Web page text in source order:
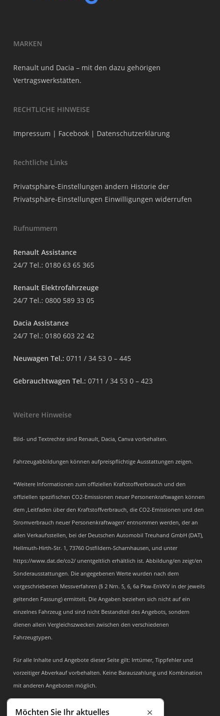
MARKEN
Renault und Dacia – mit den dazu gehörigen
Vertragswerkstätten.
RECHTLICHE HINWEISE
Impressum | Facebook| Datenschutzerklärung
Rechtliche Links
Privatsphäre-Einstellungen ändern Historie der
Privatsphäre-Einstellungen Einwilligungen widerrufen
Rufnummern
Renault Assistance
24/7 Tel.: 0180 63 65 365
Renault Elektrofahrzeuge
24/7 Tel.: 0800 589 33 05
Dacia Assistance
24/7 Tel.: 0180 603 22 42
Neuwagen Tel.: 0711 / 34 53 0 – 445
Gebrauchtwagen Tel.: 0711 / 34 53 0 – 423
Weitere Hinweise
Bild- und Textrechte sind Renault, Dacia, Canva vorbehalten.
Fahrzeugabbildungen können aufpreispflichtige Ausstattungen zeigen.
*Weitere Informationen zum offiziellen Kraftstoffverbrauch und den
offiziellen spezifischen CO2-Emissionen neuer Personenkraftwagen können
dem ‚Leitfaden über den Kraftstoffverbrauch, die CO2-Emissionen und den
Stromverbrauch neuer Personenkraftwagen‘ entnommen werden, der an
allen Verkaufsstellen, bei der Deutschen Automobil Treuhand GmbH (DAT),
Hellmuth-Hirth-Str. 1, 73760 Ostfildern-Scharnhausen, und unter
https://www.dat.de/co2/ unentgeltlich erhältlich ist. Abbildung/en zeigt/en
Sonderausstattungen. Die angegebenen Werte wurden nach dem
vorgeschriebenen Messverfahren (§ 2 Nrn. 5, 6, 6a Pkw-EnVKV in der jeweils
geltenden Fassung) ermittelt. Die Angaben beziehen sich nicht auf ein
einzelnes Fahrzeug und sind nicht Bestandteil des Angebots, sondern
dienen allein Vergleichszwecken zwischen den verschiedenen
Fahrzeugtypen.
Für alle Inhalte und Angebote dieser Seite gilt: Irrtümer, Tippfehler und
vorzeitiger Abverkauf vorbehalten. Keine Barauszahlung und Kombination
mit anderen Angeboten möglich.
Möchten Sie Ihr aktuelles